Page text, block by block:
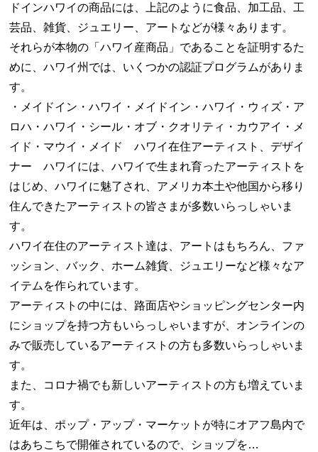
ドインハワイの商品には、上記のように食品、加工品、工
芸品、雑貨、ジュエリー、アートなどが様々あります。
それらが本物の「ハワイ産商品」であることを証明するた
めに、ハワイ州では、いくつかの認証プログラムがありま
す。
・メイドイン・ハワイ・メイドイン・ハワイ・ウィズ・ア
ロハ・ハワイ・シール・オブ・クオリティ・カウアイ・メ
イド・マウイ・メイド ハワイ在住アーティスト、デザイ
ナー ハワイには、ハワイで生まれ育ったアーティストを
はじめ、ハワイに魅了され、アメリカ本土や他国から移り
住んできたアーティストの皆さまが多数いらっしゃいま
す。
ハワイ在住のアーティスト達は、アートはもちろん、ファ
ッション、バック、ホーム雑貨、ジュエリーなど様々なア
イテムを作られています。
アーティストの中には、路面店やショッピングセンター内
にショップを持つ方もいらっしゃいますが、オンラインの
みで販売しているアーティストの方も多数いらっしゃいま
す。
また、コロナ禍でも新しいアーティストの方も増えていま
す。
近年は、ポップ・アップ・マーケットが特にオアフ島内で
はあちこちで開催されているので、ショップを…